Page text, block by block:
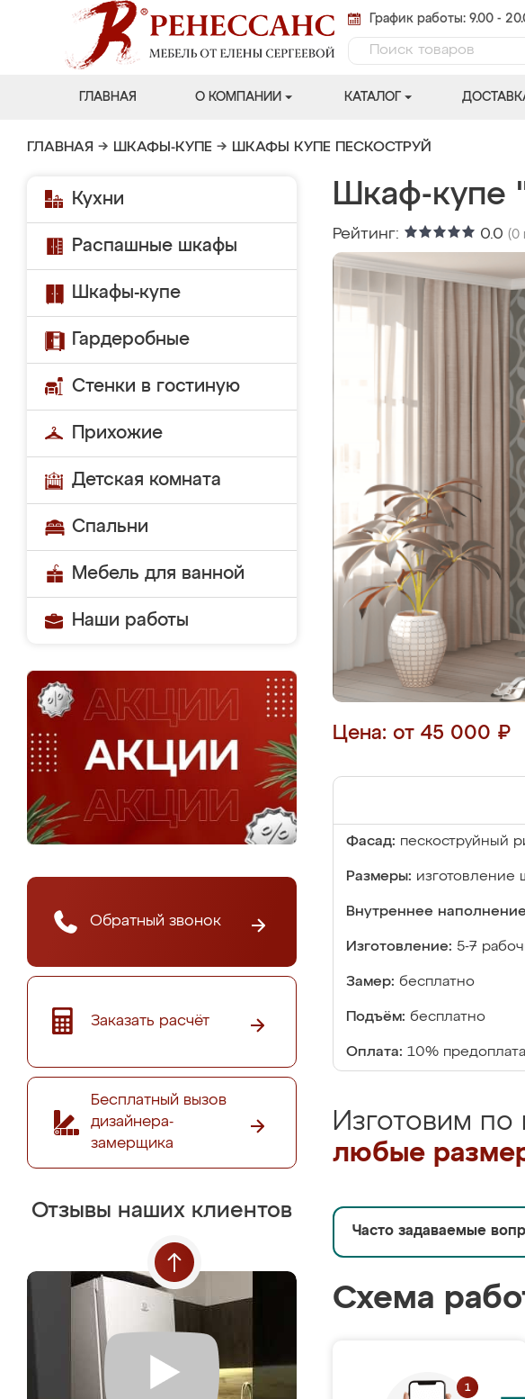
График работы: 9.00 -
ГЛАВНАЯ О КОМПАНИИ КАТАЛОГ
ГЛАВНАЯ → ШКАФЫ-КУПЕ → ШКАФЫ КУПЕ ПЕСКОСТРУЙ
Кухни
Распашные шкафы
Шкафы-купе
Гардеробные
Стенки в гостиную
Прихожие
Детская комната
Спальни
Мебель для ванной
Наши работы
Обратный звонок
Заказать расчёт
Бесплатный вызов
дизайнера-
замерщика
Отзывы наших клиентов
Шкаф-купе
Рейтинг: 0.0 (0
Цена: от 45 000 ₽
Фасад: пескоструйный
Размеры: изготовление
Внутреннее
Изготовление: 5-7
Замер: бесплатно
Подъём: бесплатно
Оплата: 10%
Изготовим по
любые
Часто задаваемые
Схема